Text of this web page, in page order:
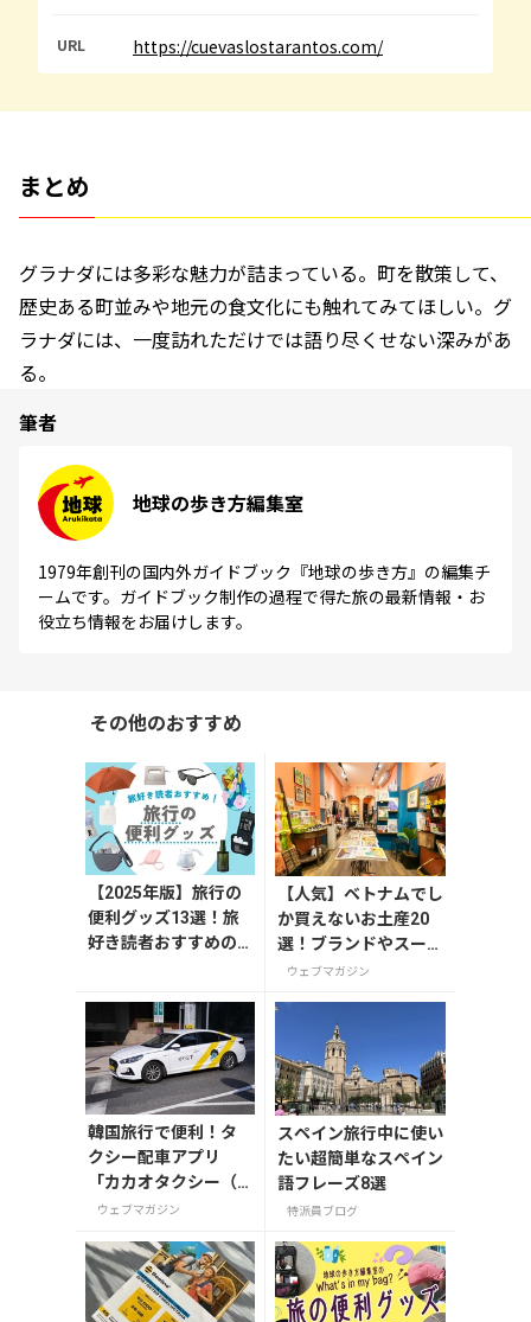
URL https://cuevaslostarantos.com/
まとめ
グラナダには多彩な魅力が詰まっている。町を散策して、
歴史ある町並みや地元の食文化にも触れてみてほしい。グ
ラナダには、一度訪れただけでは語り尽くせない深みがあ
る。
筆者
地球の歩き方編集室
1979年創刊の国内外ガイドブック『地球の歩き方』の編集チ
ームです。ガイドブック制作の過程で得た旅の最新情報・お
役立ち情報をお届けします。
その他のおすすめ
【2025年版】旅行の
便利グッズ13選！旅
好き読者おすすめの
【人気】ベトナムでし
か買えないお土産20
選！ブランドやスーパ
ーのお菓子や雑貨まで
ウェブマガジン
韓国旅行で便利！タ
クシー配車アプリ
「カカオタクシー（K
AKAO T）」の登録・
ウェブマガジン
スペイン旅行中に使い
たい超簡単なスペイン
語フレーズ8選
特派員ブログ